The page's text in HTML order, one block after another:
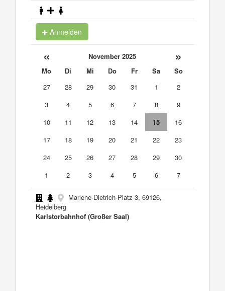
Anmelden
« November 2025 »
Mo Di Mi Do Fr Sa
So
27
28 29 30 31 1
2
3
4 5 6 7 8
9
10
11 12 13 14 15
16
17
18 19 20 21 22
23
24
25 26 27 28 29
30
1
2 3 4 5 6 7
Marlene-Dietrich-Platz 3, 69126,
Heidelberg
Karlstorbahnhof (Großer Saal)